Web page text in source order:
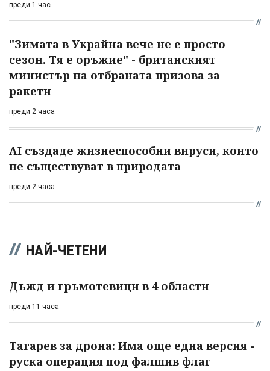
преди 1 час
"Зимата в Украйна вече не е просто
сезон. Тя е оръжие" - британският
министър на отбраната призова за
ракети
преди 2 часа
AI създаде жизнеспособни вируси, които
не съществуват в природата
преди 2 часа
НАЙ-ЧЕТЕНИ
Дъжд и гръмотевици в 4 области
преди 11 часа
Тагарев за дрона: Има още една версия -
руска операция под фалшив флаг